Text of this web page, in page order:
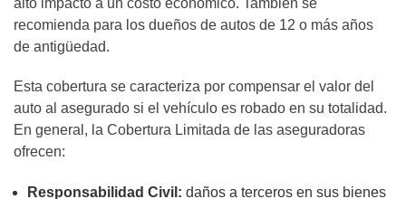
alto impacto a un costo económico. También se
recomienda para los dueños de autos de 12 o más años
de antigüedad.
Esta cobertura se caracteriza por compensar el valor del
auto al asegurado si el vehículo es robado en su totalidad.
En general, la Cobertura Limitada de las aseguradoras
ofrecen:
Responsabilidad Civil: daños a terceros en sus bienes